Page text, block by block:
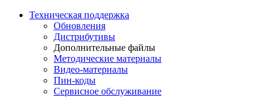
Техническая поддержка
Обновления
Дистрибутивы
Дополнительные файлы
Методические материалы
Видео-материалы
Пин-коды
Сервисное обслуживание